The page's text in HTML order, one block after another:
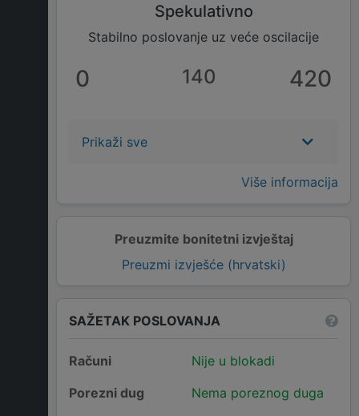
Preuzmite bonitetni izvještaj
Preuzmi izvješće (hrvatski)
Spekulativno
Stabilno poslovanje uz veće oscilacije
0 140 420
Prikaži sve
Više informacija
SAŽETAK POSLOVANJA
Računi
Nije u blokadi
Porezni dug
Nema poreznog duga